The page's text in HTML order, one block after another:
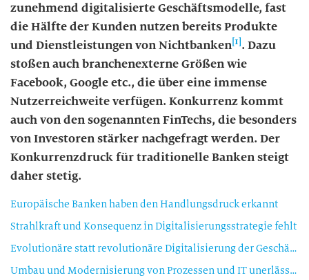
zunehmend digitalisierte Geschäftsmodelle, fast
die Hälfte der Kunden nutzen bereits Produkte
und Dienstleistungen von Nichtbanken[1] . Dazu
stoßen auch branchenexterne Größen wie
Facebook, Google etc., die über eine immense
Nutzerreichweite verfügen. Konkurrenz kommt
auch von den sogenannten FinTechs, die besonders
von Investoren stärker nachgefragt werden. Der
Konkurrenzdruck für traditionelle Banken steigt
daher stetig.
Europäische Banken haben den Handlungsdruck erkannt
Strahlkraft und Konsequenz in Digitalisierungsstrategie fehlt
Evolutionäre statt revolutionäre Digitalisierung der Geschäftsmodelle
Umbau und Modernisierung von Prozessen und IT unerlässlich